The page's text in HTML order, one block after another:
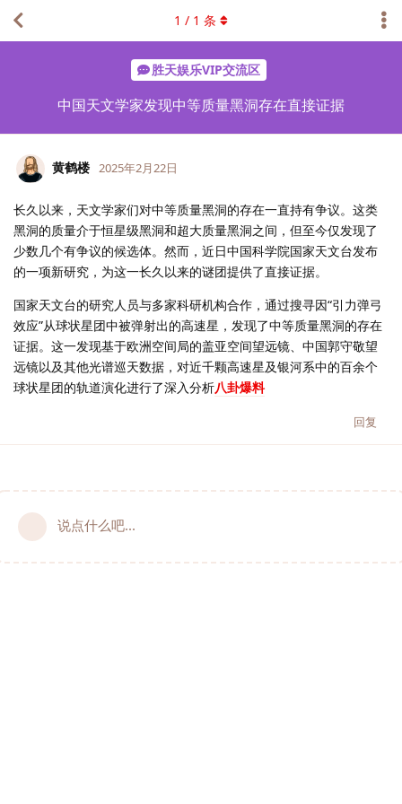
胜天娱乐VIP交流区
中国天文学家发现中等质量黑洞存在直接证据
1 / 1 条
黄鹤楼 2025年2月22日
长久以来，天文学家们对中等质量黑洞的存在一直持有争议。这类
黑洞的质量介于恒星级黑洞和超大质量黑洞之间，但至今仅发现了
少数几个有争议的候选体。然而，近日中国科学院国家天文台发布
的一项新研究，为这一长久以来的谜团提供了直接证据。
国家天文台的研究人员与多家科研机构合作，通过搜寻因“引力弹弓
效应”从球状星团中被弹射出的高速星，发现了中等质量黑洞的存在
证据。这一发现基于欧洲空间局的盖亚空间望远镜、中国郭守敬望
远镜以及其他光谱巡天数据，对近千颗高速星及银河系中的百余个
球状星团的轨道演化进行了深入分析八卦爆料
回复
说点什么吧...